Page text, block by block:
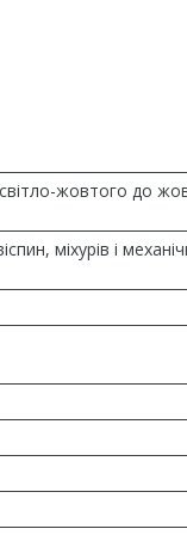
жовтого до
міхурів і